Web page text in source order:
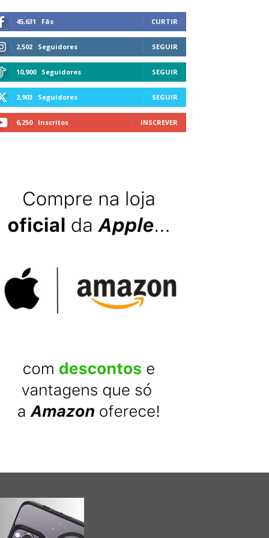
45,631 Fãs CURTIR
2,502 Seguidores SEGUIR
10,900 Seguidores SEGUIR
2,903 Seguidores SEGUIR
6,250 Inscritos INSCREVER